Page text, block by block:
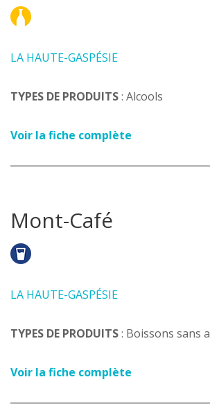
LA HAUTE-GASPÉSIE
TYPES DE PRODUITS: Alcools
Voir la fiche complète
Mont-Café
LA HAUTE-GASPÉSIE
TYPES DE PRODUITS: Boissons sans
Voir la fiche complète